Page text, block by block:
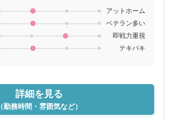
アットホーム
ベテラン多い
即戦力重視
テキパキ
詳細を見る
（勤務時間・雰囲気など）